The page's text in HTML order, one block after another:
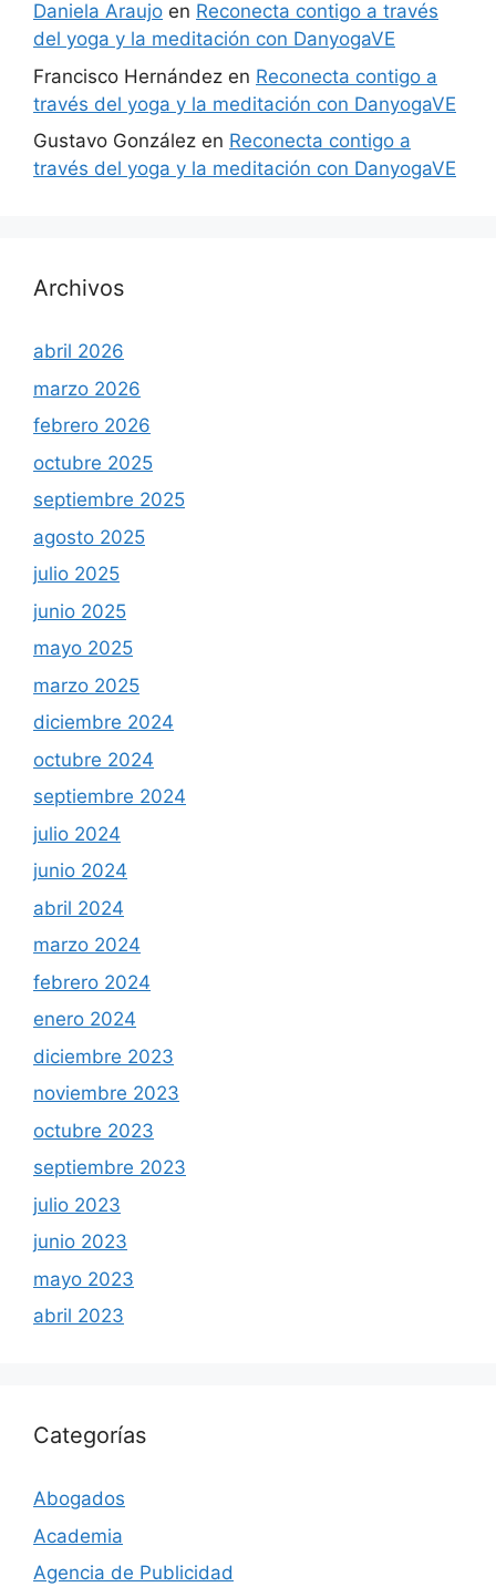
Daniela Araujo en Reconecta contigo a través
del yoga y la meditación con DanyogaVE
Francisco Hernández en Reconecta contigo a
través del yoga y la meditación con DanyogaVE
Gustavo González en Reconecta contigo a
través del yoga y la meditación con DanyogaVE
Archivos
abril 2026
marzo 2026
febrero 2026
octubre 2025
septiembre 2025
agosto 2025
julio 2025
junio 2025
mayo 2025
marzo 2025
diciembre 2024
octubre 2024
septiembre 2024
julio 2024
junio 2024
abril 2024
marzo 2024
febrero 2024
enero 2024
diciembre 2023
noviembre 2023
octubre 2023
septiembre 2023
julio 2023
junio 2023
mayo 2023
abril 2023
Categorías
Abogados
Academia
Agencia de Publicidad